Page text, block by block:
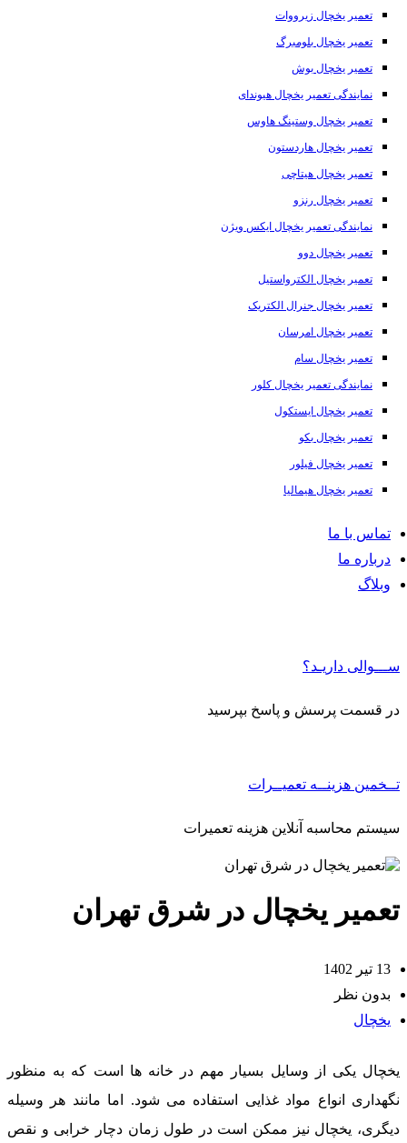
تعمیر یخچال زیرووات
تعمیر یخچال بلومبرگ
تعمیر یخچال بوش
نمایندگی تعمیر یخچال هیوندای
تعمیر یخچال وستینگ هاوس
تعمیر یخچال هاردستون
تعمیر یخچال هیتاچی
تعمیر یخچال رنزو
نمایندگی تعمیر یخچال ایکس ویژن
تعمیر یخچال دوو
تعمیر یخچال الکترواستیل
تعمیر یخچال جنرال الکتریک
تعمیر یخچال امرسان
تعمیر یخچال سام
نمایندگی تعمیر یخچال کلور
تعمیر یخچال ایستکول
تعمیر یخچال بکو
تعمیر یخچال فیلور
تعمیر یخچال هیمالیا
تماس با ما
درباره ما
وبلاگ
ســـوالی داریـد؟
در قسمت پرسش و پاسخ بپرسید
تــخمین هزینــه تعمیــرات
سیستم محاسبه آنلاین هزینه تعمیرات
تعمیر یخچال در شرق تهران
13 تیر 1402
بدون نظر
یخچال
یخچال یکی از وسایل بسیار مهم در خانه ها است که به منظور
نگهداری انواع مواد غذایی استفاده می شود. اما مانند هر وسیله
دیگری، یخچال نیز ممکن است در طول زمان دچار خرابی و نقص